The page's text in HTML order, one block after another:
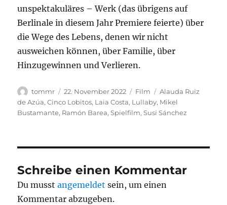
unspektakuläres – Werk (das übrigens auf
Berlinale in diesem Jahr Premiere feierte) über
die Wege des Lebens, denen wir nicht
ausweichen können, über Familie, über
Hinzugewinnen und Verlieren.
Autor
tommr
Veröffentlicht
am
22. November 2022 Kategorien
Film Schlagwörter
Alauda Ruiz
de Azúa,Cinco Lobitos, Laia Costa, Lullaby, Mikel
Bustamante, Ramón Barea,Spielfilm,Susi Sánchez
Schreibe einen Kommentar
Du musstangemeldet sein, um einen
Kommentar abzugeben.